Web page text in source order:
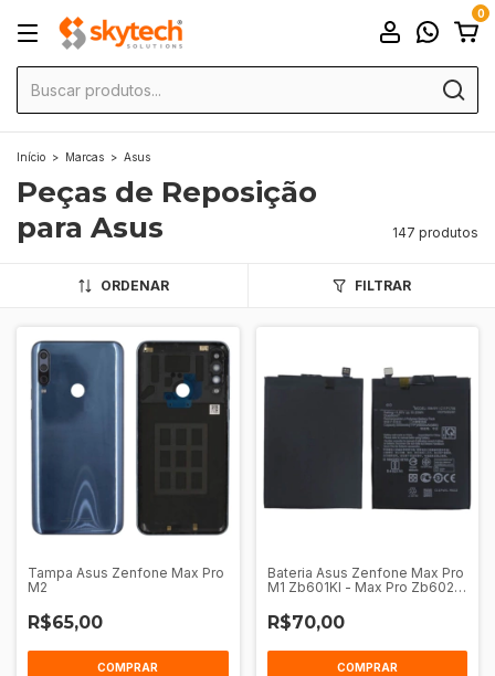
0
Início > Marcas > Asus
Peças de Reposição
para Asus
147 produtos
ORDENAR FILTRAR
Tampa Asus Zenfone Max Pro
M2
R$65,00
COMPRAR
Bateria Asus Zenfone Max Pro
M1 Zb601Kl - Max Pro Zb602Kl
(C11P1706)
R$70,00
COMPRAR